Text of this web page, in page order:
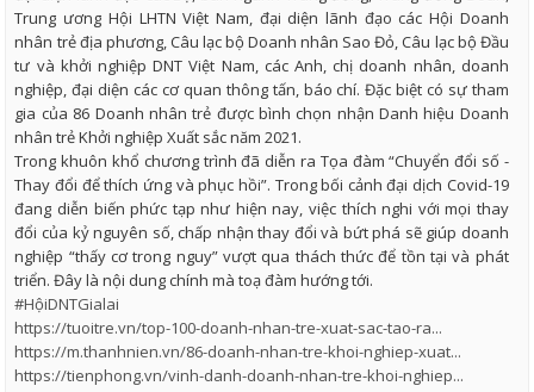
Trung ương Hội LHTN Việt Nam, đại diện lãnh đạo các Hội Doanh
nhân trẻ địa phương, Câu lạc bộ Doanh nhân Sao Đỏ, Câu lạc bộ Đầu
tư và khởi nghiệp DNT Việt Nam, các Anh, chị doanh nhân, doanh
nghiệp, đại diện các cơ quan thông tấn, báo chí. Đặc biệt có sự tham
gia của 86 Doanh nhân trẻ được bình chọn nhận Danh hiệu Doanh
nhân trẻ Khởi nghiệp Xuất sắc năm 2021.
Trong khuôn khổ chương trình đã diễn ra Tọa đàm “Chuyển đổi số -
Thay đổi để thích ứng và phục hồi”. Trong bối cảnh đại dịch Covid-19
đang diễn biến phức tạp như hiện nay, việc thích nghi với mọi thay
đổi của kỷ nguyên số, chấp nhận thay đổi và bứt phá sẽ giúp doanh
nghiệp “thấy cơ trong nguy” vượt qua thách thức để tồn tại và phát
triển. Đây là nội dung chính mà toạ đàm hướng tới.
#HộiDNTGialai
https://tuoitre.vn/top-100-doanh-nhan-tre-xuat-sac-tao-ra...
https://m.thanhnien.vn/86-doanh-nhan-tre-khoi-nghiep-xuat...
https://tienphong.vn/vinh-danh-doanh-nhan-tre-khoi-nghiep...